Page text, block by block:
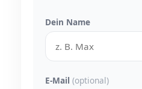
Dein Name
E-Mail (optional)